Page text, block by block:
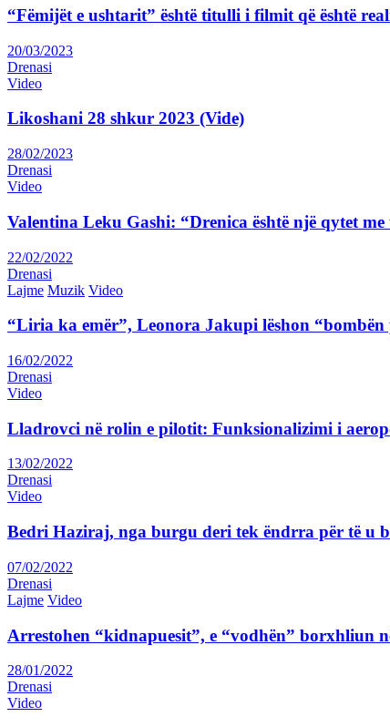
“Fëmijët e ushtarit” është titulli i filmit që është
20/03/2023
Drenasi
Video
Likoshani 28 shkur 2023 (Vide)
28/02/2023
Drenasi
Video
Valentina Leku Gashi: “Drenica është një qytet
22/02/2022
Drenasi
Lajme Muzik Video
“Liria ka emër”, Leonora Jakupi lëshon
16/02/2022
Drenasi
Video
Lladrovci në rolin e pilotit: Funksionalizimi i
13/02/2022
Drenasi
Video
Bedri Haziraj, nga burgu deri tek ëndrra për të u
07/02/2022
Drenasi
Lajme Video
Arrestohen “kidnapuesit”, e “vodhën” borxhliun
28/01/2022
Drenasi
Video